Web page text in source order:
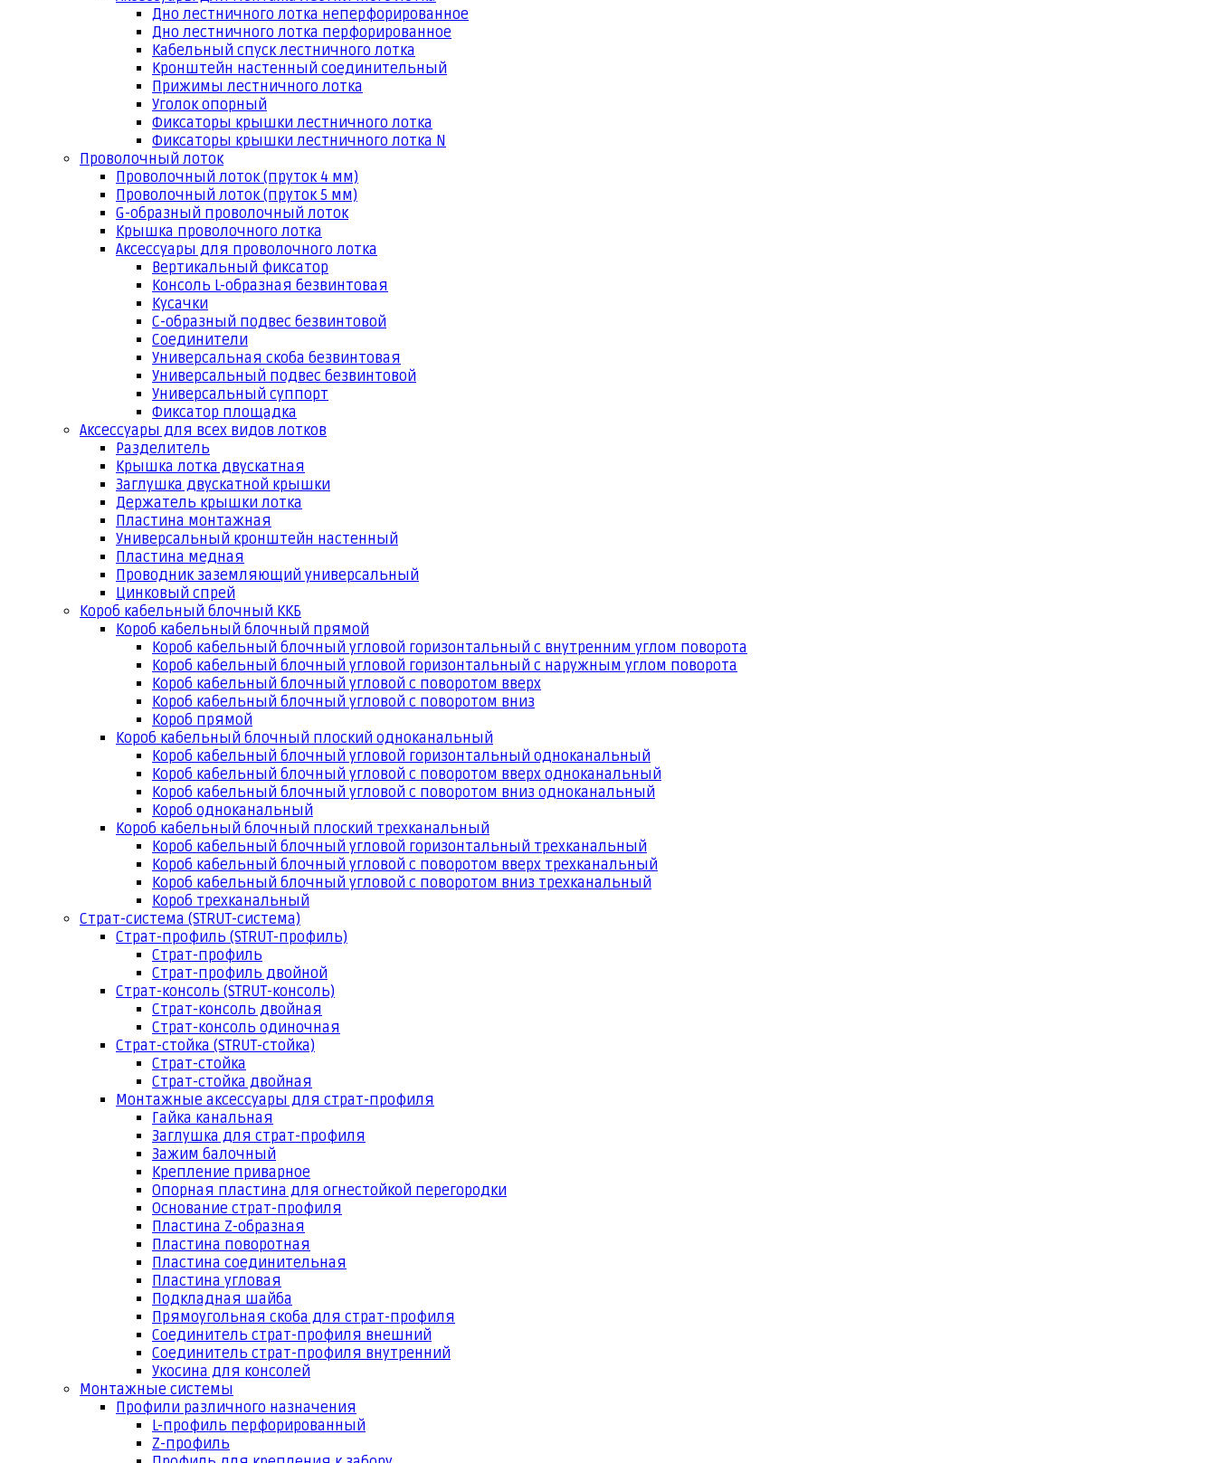
Дно лестничного лотка неперфорированное
Дно лестничного лотка перфорированное
Кабельный спуск лестничного лотка
Кронштейн настенный соединительный
Прижимы лестничного лотка
Уголок опорный
Фиксаторы крышки лестничного лотка
Фиксаторы крышки лестничного лотка N
Проволочный лоток
Проволочный лоток (пруток 4 мм)
Проволочный лоток (пруток 5 мм)
G-образный проволочный лоток
Крышка проволочного лотка
Аксессуары для проволочного лотка
Вертикальный фиксатор
Консоль L-образная безвинтовая
Кусачки
С-образный подвес безвинтовой
Соединители
Универсальная скоба безвинтовая
Универсальный подвес безвинтовой
Универсальный суппорт
Фиксатор площадка
Аксессуары для всех видов лотков
Разделитель
Крышка лотка двускатная
Заглушка двускатной крышки
Держатель крышки лотка
Пластина монтажная
Универсальный кронштейн настенный
Пластина медная
Проводник заземляющий универсальный
Цинковый спрей
Короб кабельный блочный ККБ
Короб кабельный блочный прямой
Короб кабельный блочный угловой горизонтальный с внутренним углом поворота
Короб кабельный блочный угловой горизонтальный с наружным углом поворота
Короб кабельный блочный угловой с поворотом вверх
Короб кабельный блочный угловой с поворотом вниз
Короб прямой
Короб кабельный блочный плоский одноканальный
Короб кабельный блочный угловой горизонтальный одноканальный
Короб кабельный блочный угловой с поворотом вверх одноканальный
Короб кабельный блочный угловой с поворотом вниз одноканальный
Короб одноканальный
Короб кабельный блочный плоский трехканальный
Короб кабельный блочный угловой горизонтальный трехканальный
Короб кабельный блочный угловой с поворотом вверх трехканальный
Короб кабельный блочный угловой с поворотом вниз трехканальный
Короб трехканальный
Страт-система (STRUT-система)
Страт-профиль (STRUT-профиль)
Страт-профиль
Страт-профиль двойной
Страт-консоль (STRUT-консоль)
Страт-консоль двойная
Страт-консоль одиночная
Страт-стойка (STRUT-стойка)
Страт-стойка
Страт-стойка двойная
Монтажные аксессуары для страт-профиля
Гайка канальная
Заглушка для страт-профиля
Зажим балочный
Крепление приварное
Опорная пластина для огнестойкой перегородки
Основание страт-профиля
Пластина Z-образная
Пластина поворотная
Пластина соединительная
Пластина угловая
Подкладная шайба
Прямоугольная скоба для страт-профиля
Соединитель страт-профиля внешний
Соединитель страт-профиля внутренний
Укосина для консолей
Монтажные системы
Профили различного назначения
L-профиль перфорированный
Z-профиль